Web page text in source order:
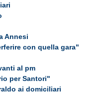
Annesi
con quella gara"
al pm
per Santori"
ai domiciliari